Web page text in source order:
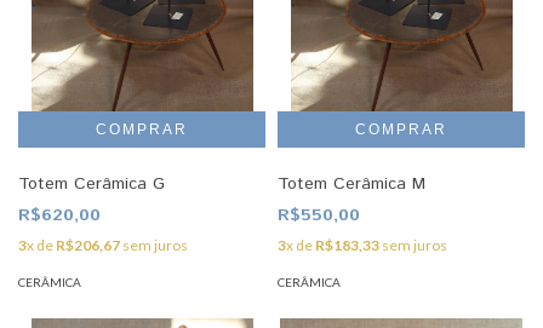
Totem Cerâmica G
R$620,00
3x de R$206,67 sem juros
CERÂMICA
Totem Cerâmica M
R$550,00
3x de R$183,33 sem juros
CERÂMICA